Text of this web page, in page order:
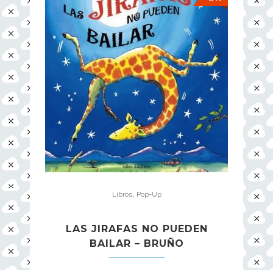
Libros, Pop-Up
LAS JIRAFAS NO PUEDEN
BAILAR – BRUÑO